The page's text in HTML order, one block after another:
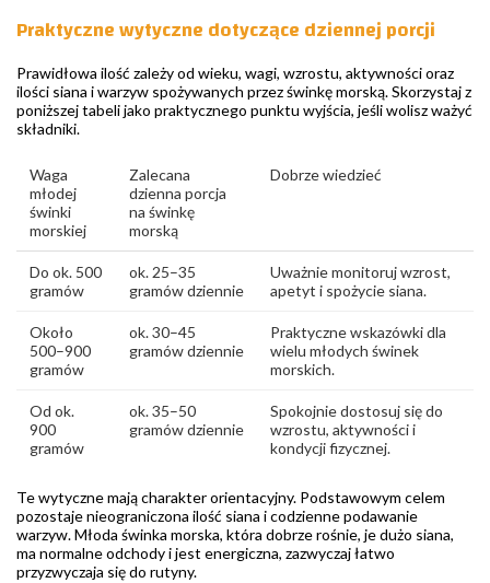
Praktyczne wytyczne dotyczące dziennej porcji
Prawidłowa ilość zależy od wieku, wagi, wzrostu, aktywności oraz
ilości siana i warzyw spożywanych przez świnkę morską. Skorzystaj z
poniższej tabeli jako praktycznego punktu wyjścia, jeśli wolisz ważyć
składniki.
Waga
młodej
świnki
morskiej
Zalecana
dzienna porcja
na świnkę
morską
Dobrze wiedzieć
Do ok. 500
gramów
ok. 25–35
gramów dziennie
Uważnie monitoruj wzrost,
apetyt i spożycie siana.
Około
500–900
gramów
ok. 30–45
gramów dziennie
Praktyczne wskazówki dla
wielu młodych świnek
morskich.
Od ok.
900
gramów
ok. 35–50
gramów dziennie
Spokojnie dostosuj się do
wzrostu, aktywności i
kondycji fizycznej.
Te wytyczne mają charakter orientacyjny. Podstawowym celem
pozostaje nieograniczona ilość siana i codzienne podawanie
warzyw. Młoda świnka morska, która dobrze rośnie, je dużo siana,
ma normalne odchody i jest energiczna, zazwyczaj łatwo
przyzwyczaja się do rutyny.